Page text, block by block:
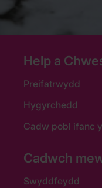
Help a
Preifatrwydd
Hygyrchedd
Cadw pobl ifanc
Cadwch
Swyddfeydd